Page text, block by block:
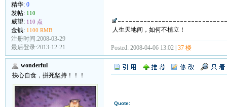
精华: 0
发帖: 110
威望: 110 点
金钱: 1100 RMB
注册时间:2008-03-29
最后登录:2013-12-21
人生天地间，如何不植立！
Posted: 2008-04-06 13:02 | 37 楼
wonderful
抉心自食，拼死坚持！！！
Quote: